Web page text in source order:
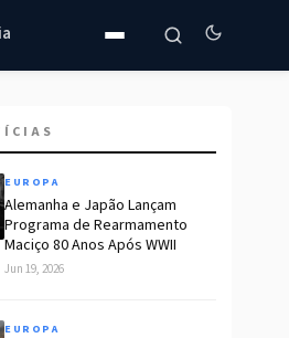
EUROPA
Alemanha e Japão Lançam
Programa de Rearmamento
Maciço 80 Anos Após WWII
Jun 19, 2026
EUROPA